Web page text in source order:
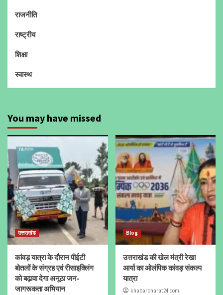
राजनीति
राष्ट्रीय
शिक्षा
स्वास्थ
You may have missed
उत्तराखंड
कांवड़ यात्रा के दौरान पीईटी
बोतलों के संग्रह एवं रीसाइक्लिंग
को बढ़ावा देगा अनूठा जन-
जागरूकता अभियान
Blog
उत्तराखंड की खेल मंत्री रेखा
आर्या का ओलंपिक कांवड़ संकल्प
यात्रा
khabarbharat24.com